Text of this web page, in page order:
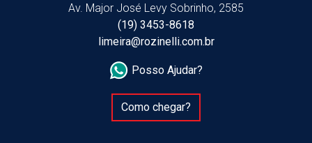
Av. Major José Levy Sobrinho, 2585
(19) 3453-8618
limeira@rozinelli.com.br
Posso Ajudar?
Como chegar?